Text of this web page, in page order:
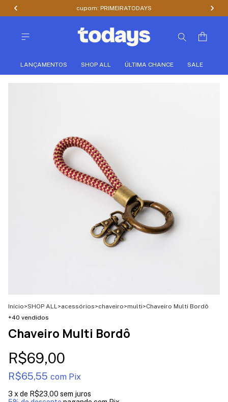
cupom: PRIMEIRATODAYS
LANÇAMENTOS SHOP ALL ÚLTIMA CHANCE SALE
Início>SHOP ALL>acessórios>chaveiro>multi>Chaveiro Multi Bordô
+40 vendidos
Chaveiro Multi Bordô
R$69,00
R$65,55 com Pix
3 x de R$23,00 sem juros